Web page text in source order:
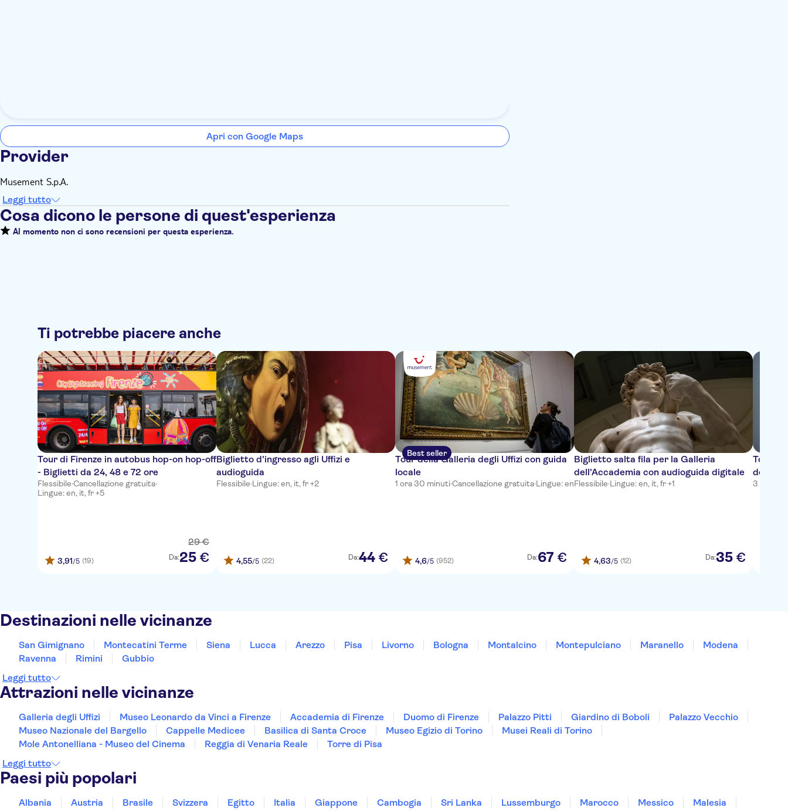
Apri con Google Maps
Provider
Musement S.p.A.
Leggi tutto
Cosa dicono le persone di quest'esperienza
Al momento non ci sono recensioni per questa esperienza.
Ti potrebbe piacere anche
Tour di Firenze in autobus hop-on hop-off
- Biglietti da 24, 48 e 72 ore
Flessibile·Cancellazione gratuita·
Lingue: en, it, fr +5
3,91/5 (19)
29 €
Da:25 €
Biglietto d'ingresso agli Uffizi e
audioguida
Flessibile·Lingue: en, it, fr +2
4,55/5 (22) Da:44 €
Best seller
Tour della Galleria degli Uffizi con guida
locale
1 ora 30 minuti·Cancellazione gratuita·Lingue: en
4,6/5 (952) Da:67 €
Biglietto salta fila per la Galleria
dell'Accademia con audioguida digitale
Flessibile·Lingue: en, it, fr +1
4,63/5 (12) Da:35 €
Tour
3 ore
Destinazioni nelle vicinanze
San Gimignano Montecatini Terme Siena Lucca Arezzo Pisa Livorno Bologna Montalcino Montepulciano Maranello
Modena
Ravenna
Rimini
Gubbio
Leggi tutto
Attrazioni nelle vicinanze
Galleria degli Uffizi Museo Leonardo da Vinci a Firenze Accademia di Firenze Duomo di Firenze Palazzo Pitti Giardino di Boboli
Palazzo Vecchio
Museo Nazionale del Bargello
Cappelle Medicee Basilica di Santa Croce Museo Egizio di Torino
Musei Reali di Torino
Mole Antonelliana - Museo del Cinema
Reggia di Venaria Reale
Torre di Pisa
Leggi tutto
Paesi più popolari
Albania Austria Brasile Svizzera Egitto Italia Giappone Cambogia Sri Lanka Lussemburgo Marocco Messico
Malesia